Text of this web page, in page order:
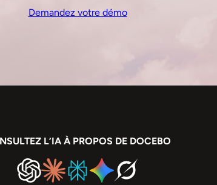
Demandez votre démo
L’IA À PROPOS DE DOCEBO